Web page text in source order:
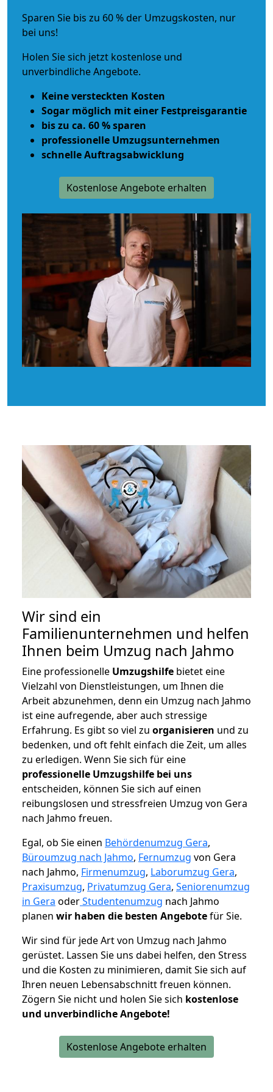
Sparen Sie bis zu 60 % der Umzugskosten, nur
bei uns!
Holen Sie sich jetzt kostenlose und
unverbindliche Angebote.
Keine versteckten Kosten
Sogar möglich mit einer Festpreisgarantie
bis zu ca. 60 % sparen
professionelle Umzugsunternehmen
schnelle Auftragsabwicklung
Kostenlose Angebote erhalten
Wir sind ein
Familienunternehmen und helfen
Ihnen beim Umzug nach Jahmo
Eine professionelle Umzugshilfe bietet eine
Vielzahl von Dienstleistungen, um Ihnen die
Arbeit abzunehmen, denn ein Umzug nach Jahmo
ist eine aufregende, aber auch stressige
Erfahrung. Es gibt so viel zu organisieren und zu
bedenken, und oft fehlt einfach die Zeit, um alles
zu erledigen. Wenn Sie sich für eine
professionelle Umzugshilfe bei uns
entscheiden, können Sie sich auf einen
reibungslosen und stressfreien Umzug von Gera
nach Jahmo freuen.
Egal, ob Sie einen Behördenumzug Gera,
Büroumzug nach Jahmo, Fernumzug von Gera
nach Jahmo, Firmenumzug, Laborumzug Gera,
Praxisumzug, Privatumzug Gera, Seniorenumzug
in Gera oderStudentenumzug nach Jahmo
planen wir haben die besten Angebotefür Sie.
Wir sind für jede Art von Umzug nach Jahmo
gerüstet. Lassen Sie uns dabei helfen, den Stress
und die Kosten zu minimieren, damit Sie sich auf
Ihren neuen Lebensabschnitt freuen können.
Zögern Sie nicht und holen Sie sich kostenlose
und unverbindliche Angebote!
Kostenlose Angebote erhalten